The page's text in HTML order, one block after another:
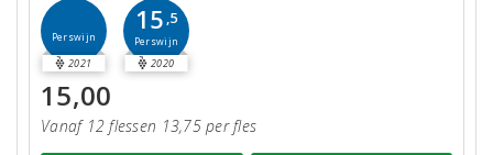
Perswijn
2021
15 ,5
Perswijn
2020
15,00
Vanaf 12 flessen 13,75 per fles